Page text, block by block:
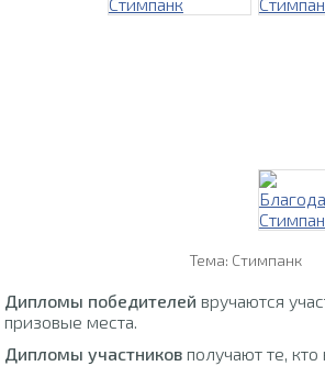
Тема: Стимпанк
Дипломы победителей вручаются
призовые места.
Дипломы участников получают те,